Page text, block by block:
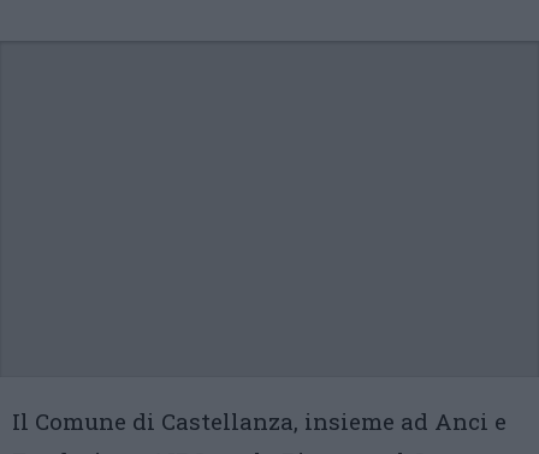
Il Comune di Castellanza, insieme ad Anci e